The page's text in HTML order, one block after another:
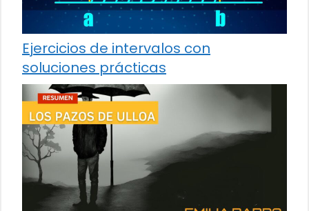
Ejercicios de intervalos con
soluciones prácticas